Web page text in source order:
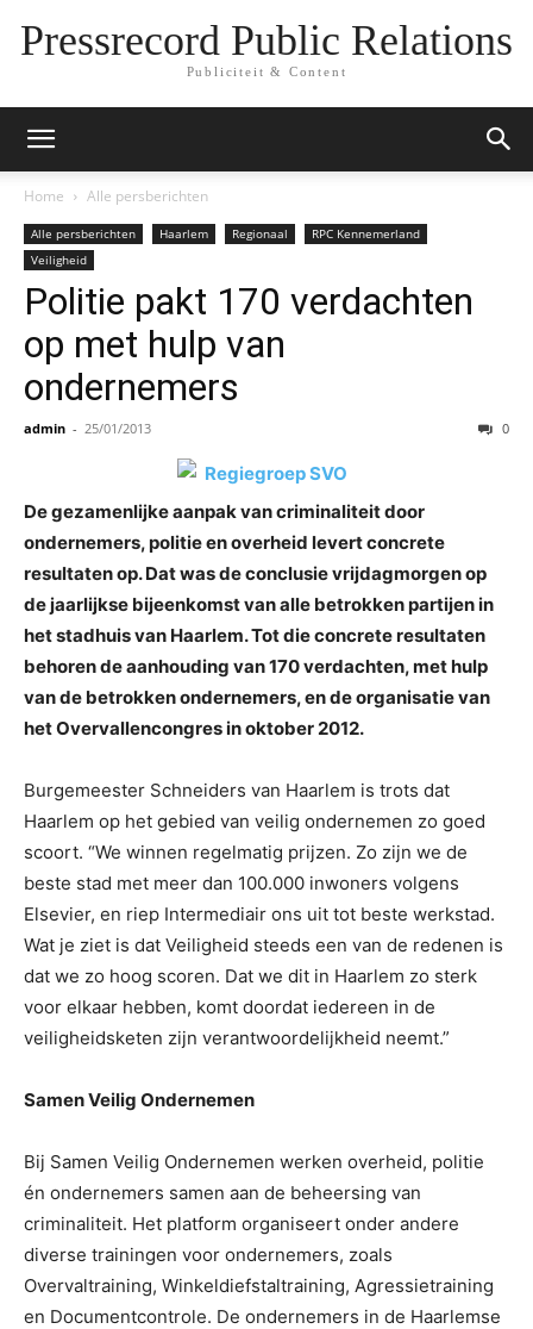
Pressrecord Public Relations
Publiciteit & Content
Home Alle persberichten
Alle persberichten Haarlem Regionaal
RPC Kennemerland
Veiligheid
Politie pakt 170 verdachten
op met hulp van
ondernemers
admin - 25/01/2013 0
De gezamenlijke aanpak van criminaliteit door
ondernemers, politie en overheid levert concrete
resultaten op. Dat was de conclusie vrijdagmorgen op
de jaarlijkse bijeenkomst van alle betrokken partijen in
het stadhuis van Haarlem. Tot die concrete resultaten
behoren de aanhouding van 170 verdachten, met hulp
van de betrokken ondernemers, en de organisatie van
het Overvallencongres in oktober 2012.
Burgemeester Schneiders van Haarlem is trots dat
Haarlem op het gebied van veilig ondernemen zo goed
scoort. “We winnen regelmatig prijzen. Zo zijn we de
beste stad met meer dan 100.000 inwoners volgens
Elsevier, en riep Intermediair ons uit tot beste werkstad.
Wat je ziet is dat Veiligheid steeds een van de redenen is
dat we zo hoog scoren. Dat we dit in Haarlem zo sterk
voor elkaar hebben, komt doordat iedereen in de
veiligheidsketen zijn verantwoordelijkheid neemt.”
Samen Veilig Ondernemen
Bij Samen Veilig Ondernemen werken overheid, politie
én ondernemers samen aan de beheersing van
criminaliteit. Het platform organiseert onder andere
diverse trainingen voor ondernemers, zoals
Overvaltraining, Winkeldiefstaltraining, Agressietraining
en Documentcontrole. De ondernemers in de Haarlemse